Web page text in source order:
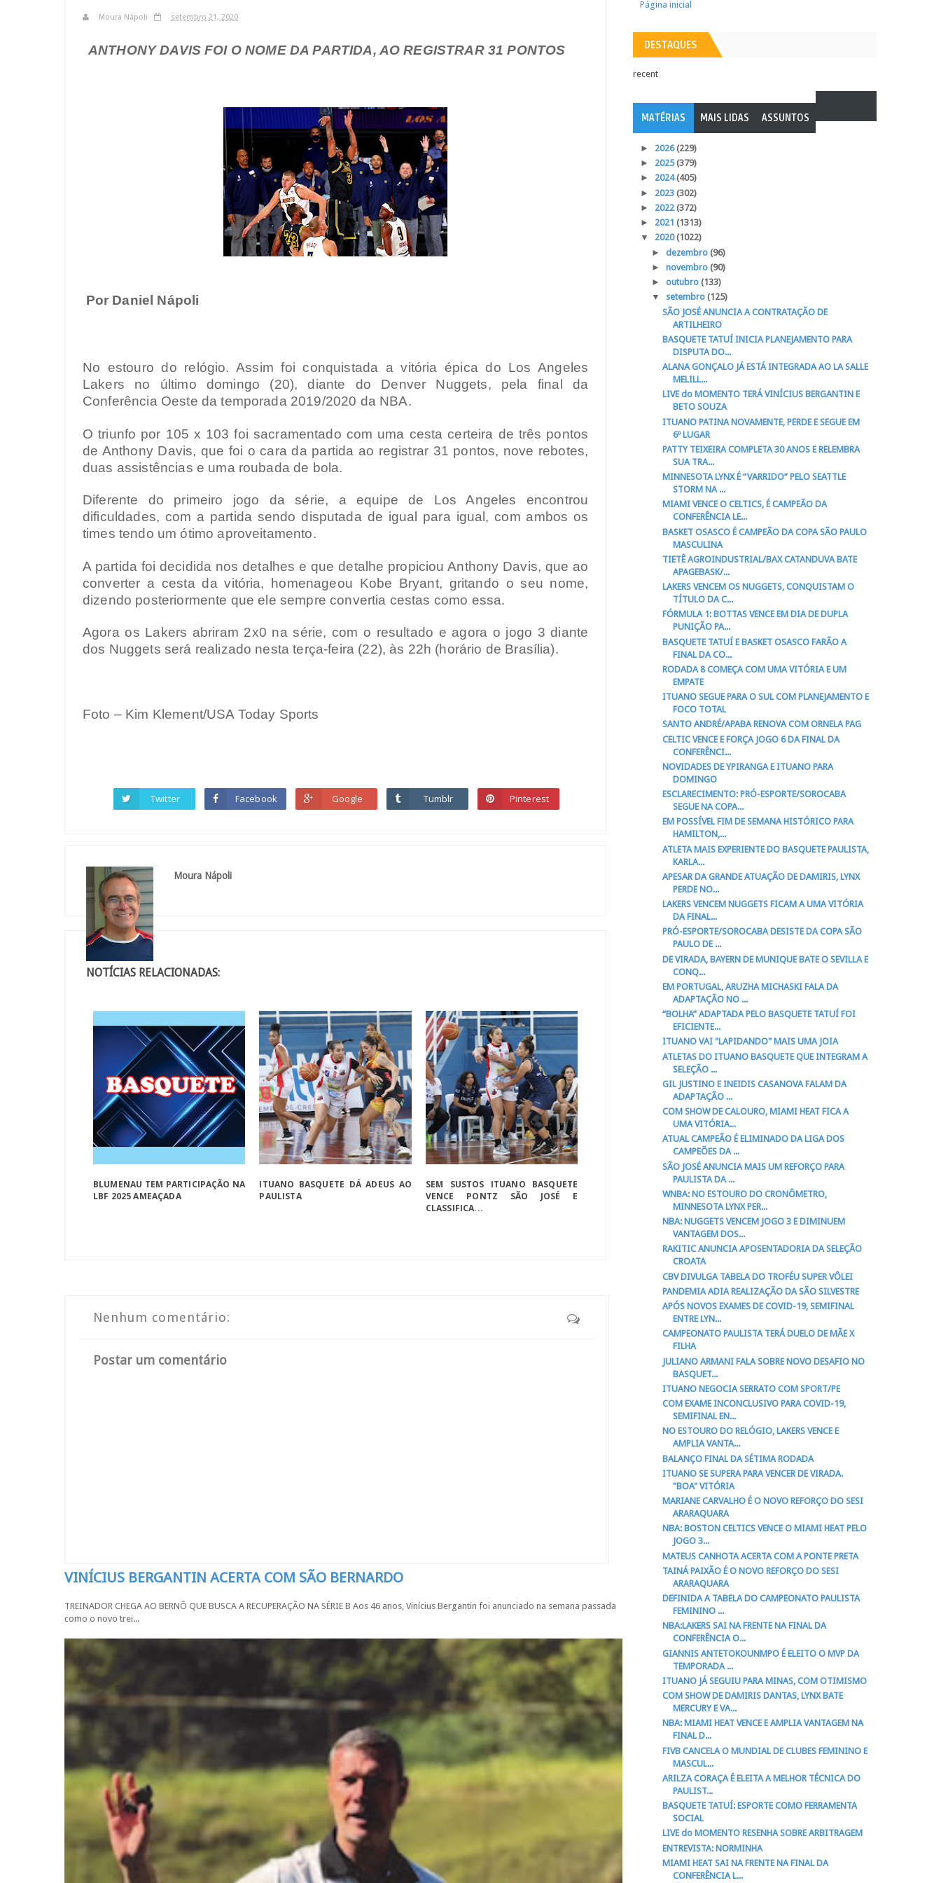
Moura Nápoli setembro 21, 2020
ANTHONY DAVIS FOI O NOME DA PARTIDA, AO REGISTRAR 31 PONTOS
Por Daniel Nápoli
No estouro do relógio. Assim foi conquistada a vitória épica do Los Angeles
Lakers no último domingo (20), diante do Denver Nuggets, pela final da
Conferência Oeste da temporada 2019/2020 da NBA.
O triunfo por 105 x 103 foi sacramentado com uma cesta certeira de três pontos
de Anthony Davis, que foi o cara da partida ao registrar 31 pontos, nove rebotes,
duas assistências e uma roubada de bola.
Diferente do primeiro jogo da série, a equipe de Los Angeles encontrou
dificuldades, com a partida sendo disputada de igual para igual, com ambos os
times tendo um ótimo aproveitamento.
A partida foi decidida nos detalhes e que detalhe propiciou Anthony Davis, que ao
converter a cesta da vitória, homenageou Kobe Bryant, gritando o seu nome,
dizendo posteriormente que ele sempre convertia cestas como essa.
Agora os Lakers abriram 2x0 na série, com o resultado e agora o jogo 3 diante
dos Nuggets será realizado nesta terça-feira (22), às 22h (horário de Brasília).
Foto – Kim Klement/USA Today Sports
Twitter Facebook Google Tumblr Pinterest
Moura Nápoli
NOTÍCIAS RELACIONADAS:
BLUMENAU TEM PARTICIPAÇÃO NA
LBF 2025 AMEAÇADA
ITUANO BASQUETE DÁ ADEUS AO
PAULISTA
SEM SUSTOS ITUANO BASQUETE
VENCE PONTZ SÃO JOSÉ E
CLASSIFICA...
Nenhum comentário:
Postar um comentário
VINÍCIUS BERGANTIN ACERTA COM SÃO BERNARDO
TREINADOR CHEGA AO BERNÔ QUE BUSCA A RECUPERAÇÃO NA SÉRIE B Aos 46 anos, Vinícius Bergantin foi anunciado na semana passada
como o novo trei...
Página inicial
DESTAQUES
recent
MATÉRIAS MAIS LIDAS ASSUNTOS
► 2026(229)
► 2025(379)
► 2024(405)
► 2023 (302)
► 2022(372)
► 2021 (1313)
▼ 2020(1022)
► dezembro (96)
► novembro (90)
► outubro (133)
▼ setembro (125)
SÃO JOSÉ ANUNCIA A CONTRATAÇÃO DE
ARTILHEIRO
BASQUETE TATUÍ INICIA PLANEJAMENTO PARA
DISPUTA DO...
ALANA GONÇALO JÁ ESTÁ INTEGRADA AO LA SALLE
MELILL...
LIVE do MOMENTO TERÁ VINÍCIUS BERGANTIN E
BETO SOUZA
ITUANO PATINA NOVAMENTE, PERDE E SEGUE EM
6º LUGAR
PATTY TEIXEIRA COMPLETA 30 ANOS E RELEMBRA
SUA TRA...
MINNESOTA LYNX É “VARRIDO” PELO SEATTLE
STORM NA ...
MIAMI VENCE O CELTICS, É CAMPEÃO DA
CONFERÊNCIA LE...
BASKET OSASCO É CAMPEÃO DA COPA SÃO PAULO
MASCULINA
TIETÊ AGROINDUSTRIAL/BAX CATANDUVA BATE
APAGEBASK/...
LAKERS VENCEM OS NUGGETS, CONQUISTAM O
TÍTULO DA C...
FÓRMULA 1: BOTTAS VENCE EM DIA DE DUPLA
PUNIÇÃO PA...
BASQUETE TATUÍ E BASKET OSASCO FARÃO A
FINAL DA CO...
RODADA 8 COMEÇA COM UMA VITÓRIA E UM
EMPATE
ITUANO SEGUE PARA O SUL COM PLANEJAMENTO E
FOCO TOTAL
SANTO ANDRÉ/APABA RENOVA COM ORNELA PAG
CELTIC VENCE E FORÇA JOGO 6 DA FINAL DA
CONFERÊNCI...
NOVIDADES DE YPIRANGA E ITUANO PARA
DOMINGO
ESCLARECIMENTO: PRÓ-ESPORTE/SOROCABA
SEGUE NA COPA...
EM POSSÍVEL FIM DE SEMANA HISTÓRICO PARA
HAMILTON,...
ATLETA MAIS EXPERIENTE DO BASQUETE PAULISTA,
KARLA...
APESAR DA GRANDE ATUAÇÃO DE DAMIRIS, LYNX
PERDE NO...
LAKERS VENCEM NUGGETS FICAM A UMA VITÓRIA
DA FINAL...
PRÓ-ESPORTE/SOROCABA DESISTE DA COPA SÃO
PAULO DE ...
DE VIRADA, BAYERN DE MUNIQUE BATE O SEVILLA E
CONQ...
EM PORTUGAL, ARUZHA MICHASKI FALA DA
ADAPTAÇÃO NO ...
“BOLHA” ADAPTADA PELO BASQUETE TATUÍ FOI
EFICIENTE...
ITUANO VAI "LAPIDANDO" MAIS UMA JOIA
ATLETAS DO ITUANO BASQUETE QUE INTEGRAM A
SELEÇÃO ...
GIL JUSTINO E INEIDIS CASANOVA FALAM DA
ADAPTAÇÃO ...
COM SHOW DE CALOURO, MIAMI HEAT FICA A
UMA VITÓRIA...
ATUAL CAMPEÃO É ELIMINADO DA LIGA DOS
CAMPEÕES DA ...
SÃO JOSÉ ANUNCIA MAIS UM REFORÇO PARA
PAULISTA DA ...
WNBA: NO ESTOURO DO CRONÔMETRO,
MINNESOTA LYNX PER...
NBA: NUGGETS VENCEM JOGO 3 E DIMINUEM
VANTAGEM DOS...
RAKITIC ANUNCIA APOSENTADORIA DA SELEÇÃO
CROATA
CBV DIVULGA TABELA DO TROFÉU SUPER VÔLEI
PANDEMIA ADIA REALIZAÇÃO DA SÃO SILVESTRE
APÓS NOVOS EXAMES DE COVID-19, SEMIFINAL
ENTRE LYN...
CAMPEONATO PAULISTA TERÁ DUELO DE MÃE X
FILHA
JULIANO ARMANI FALA SOBRE NOVO DESAFIO NO
BASQUET...
ITUANO NEGOCIA SERRATO COM SPORT/PE
COM EXAME INCONCLUSIVO PARA COVID-19,
SEMIFINAL EN...
NO ESTOURO DO RELÓGIO, LAKERS VENCE E
AMPLIA VANTA...
BALANÇO FINAL DA SÉTIMA RODADA
ITUANO SE SUPERA PARA VENCER DE VIRADA.
"BOA" VITÓRIA
MARIANE CARVALHO É O NOVO REFORÇO DO SESI
ARARAQUARA
NBA: BOSTON CELTICS VENCE O MIAMI HEAT PELO
JOGO 3...
MATEUS CANHOTA ACERTA COM A PONTE PRETA
TAINÁ PAIXÃO É O NOVO REFORÇO DO SESI
ARARAQUARA
DEFINIDA A TABELA DO CAMPEONATO PAULISTA
FEMININO ...
NBA:LAKERS SAI NA FRENTE NA FINAL DA
CONFERÊNCIA O...
GIANNIS ANTETOKOUNMPO É ELEITO O MVP DA
TEMPORADA ...
ITUANO JÁ SEGUIU PARA MINAS, COM OTIMISMO
COM SHOW DE DAMIRIS DANTAS, LYNX BATE
MERCURY E VA...
NBA: MIAMI HEAT VENCE E AMPLIA VANTAGEM NA
FINAL D...
FIVB CANCELA O MUNDIAL DE CLUBES FEMININO E
MASCUL...
ARILZA CORAÇA É ELEITA A MELHOR TÉCNICA DO
PAULIST...
BASQUETE TATUÍ: ESPORTE COMO FERRAMENTA
SOCIAL
LIVE do MOMENTO RESENHA SOBRE ARBITRAGEM
ENTREVISTA: NORMINHA
MIAMI HEAT SAI NA FRENTE NA FINAL DA
CONFERÊNCIA L...